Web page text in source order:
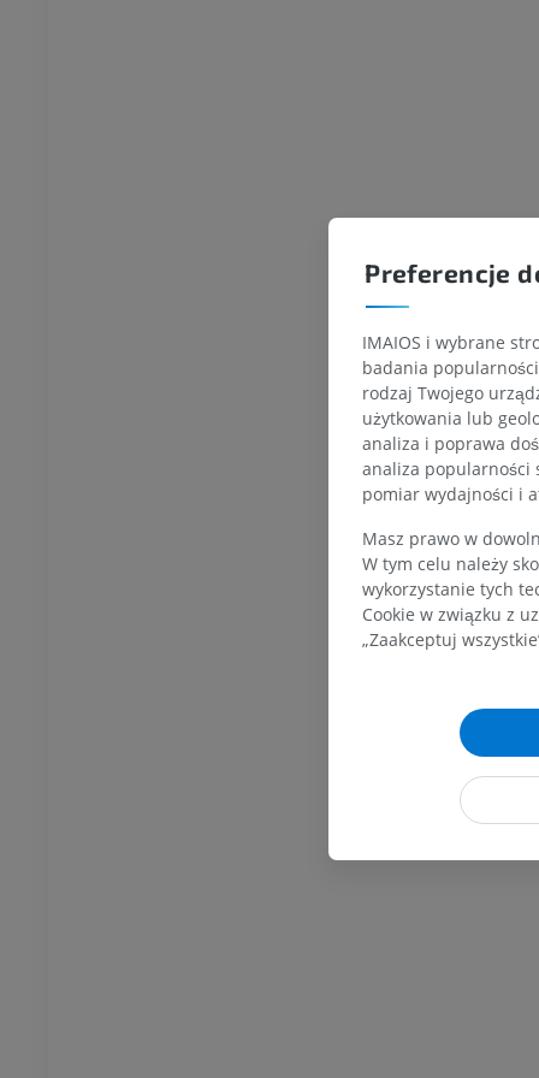
Preferencje
IMAIOS i wybrane
badania
rodzaj Twojego
użytkowania lub
analiza i poprawa
analiza popularności
pomiar wydajności i
Masz prawo w
W tym celu należy
wykorzystanie tych
Cookie w związku z
„Zaakceptuj